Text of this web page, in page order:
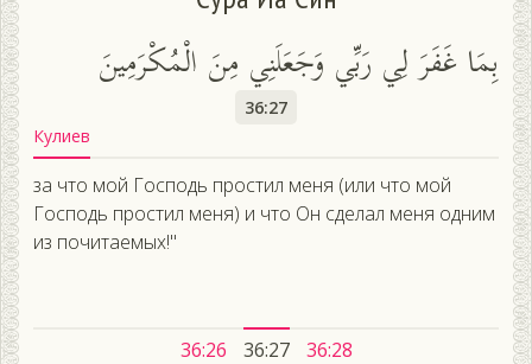
بِمَا غَفَرَ لِي رَبِّي وَجَعَلَنِي مِنَ الْمُكْرَمِينَ
36:27
Кулиев
за что мой Господь простил меня (или что мой
Господь простил меня) и что Он сделал меня одним
из почитаемых!"
36:26 36:27 36:28